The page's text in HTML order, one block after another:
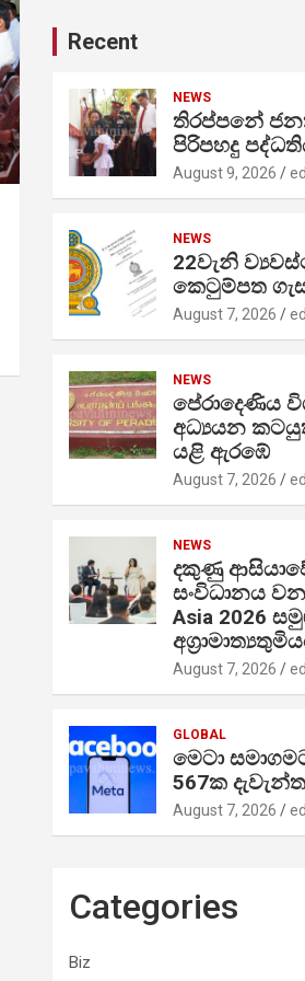
Recent
NEWS
තිරප්පනේ
පිරිපහදු
August 9, 2026
NEWS
22වැනි
කෙටුම්පත
August 7, 2026
NEWS
පේරාදෙණිය
අධ්‍යයන
යළි ඇරඹේ
August 7, 2026
NEWS
දකුණු
සංවිධානය වන
Asia 2026
August 7, 2026
GLOBAL
මෙටා
567ක
August 7, 2026
Categories
Biz